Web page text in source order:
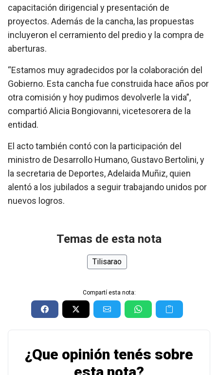
capacitación dirigencial y presentación de
proyectos. Además de la cancha, las propuestas
incluyeron el cerramiento del predio y la compra de
aberturas.
“Estamos muy agradecidos por la colaboración del
Gobierno. Esta cancha fue construida hace años por
otra comisión y hoy pudimos devolverle la vida”,
compartió Alicia Bongiovanni, vicetesorera de la
entidad.
El acto también contó con la participación del
ministro de Desarrollo Humano, Gustavo Bertolini, y
la secretaria de Deportes, Adelaida Muñiz, quien
alentó a los jubilados a seguir trabajando unidos por
nuevos logros.
Temas de esta nota
Tilisarao
Compartí esta nota:
¿Que opinión tenés sobre